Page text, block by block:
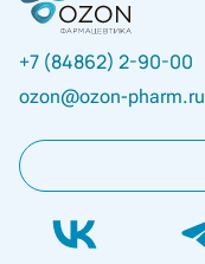
+7 (84862) 2-90-00
ozon@ozon-pharm.ru